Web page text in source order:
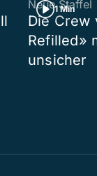
1 Min
Neue Staffel
Die Crew
Refilled»
unsicher